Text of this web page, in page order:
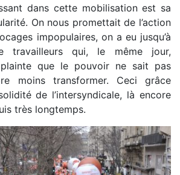
dans cette mobilisation est sa
On nous promettait de l’action
impopulaires, on a eu jusqu’à
travailleurs qui, le même jour,
que le pouvoir ne sait pas
moins transformer. Ceci grâce
de l’intersyndicale, là encore
très longtemps.